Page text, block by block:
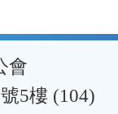
會
5樓 (104)